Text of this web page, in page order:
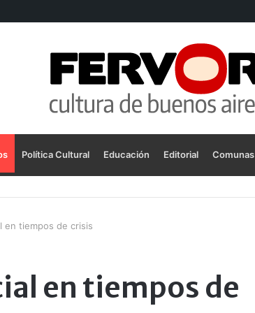
Política Cultural Educación Editorial Comunas
en tiempos de crisis
en tiempos de